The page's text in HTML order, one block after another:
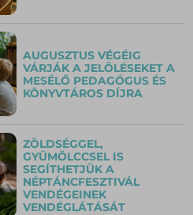
AUGUSZTUS VÉGÉIG
VÁRJÁK A JELÖLÉSEKET A
MESÉLŐ PEDAGÓGUS ÉS
KÖNYVTÁROS DÍJRA
ZÖLDSÉGGEL,
GYÜMÖLCCSEL IS
SEGÍTHETJÜK A
NÉPTÁNCFESZTIVÁL
VENDÉGEINEK
VENDÉGLÁTÁSÁT